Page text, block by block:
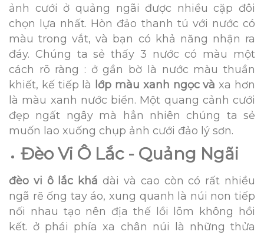
ảnh cưới ở quảng ngãi được nhiều cặp đôi
chọn lựa nhất. Hòn đảo thanh tú với nước có
màu trong vắt, và bạn có khả năng nhận ra
đáy. Chúng ta sẻ thấy 3 nước có màu một
cách rõ ràng : ở gần bờ là nước màu thuần
khiết, kế tiếp là
lớp màu xanh ngọc và xa hơn
là màu xanh nước biển. Một quang cảnh cưới
đẹp ngất ngây mà hẳn nhiên chúng ta sẻ
muốn lao xuống chụp ảnh cưới đảo lý sơn.
Đèo Vi Ô Lắc - Quảng Ngãi
đèo vi ô lắc khá dài và cao còn có rất nhiều
ngã rẽ ống tay áo, xung quanh là núi non tiếp
nối nhau tạo nên địa thế lồi lõm không hồi
kết. ở phái phía xa chân núi là những thửa